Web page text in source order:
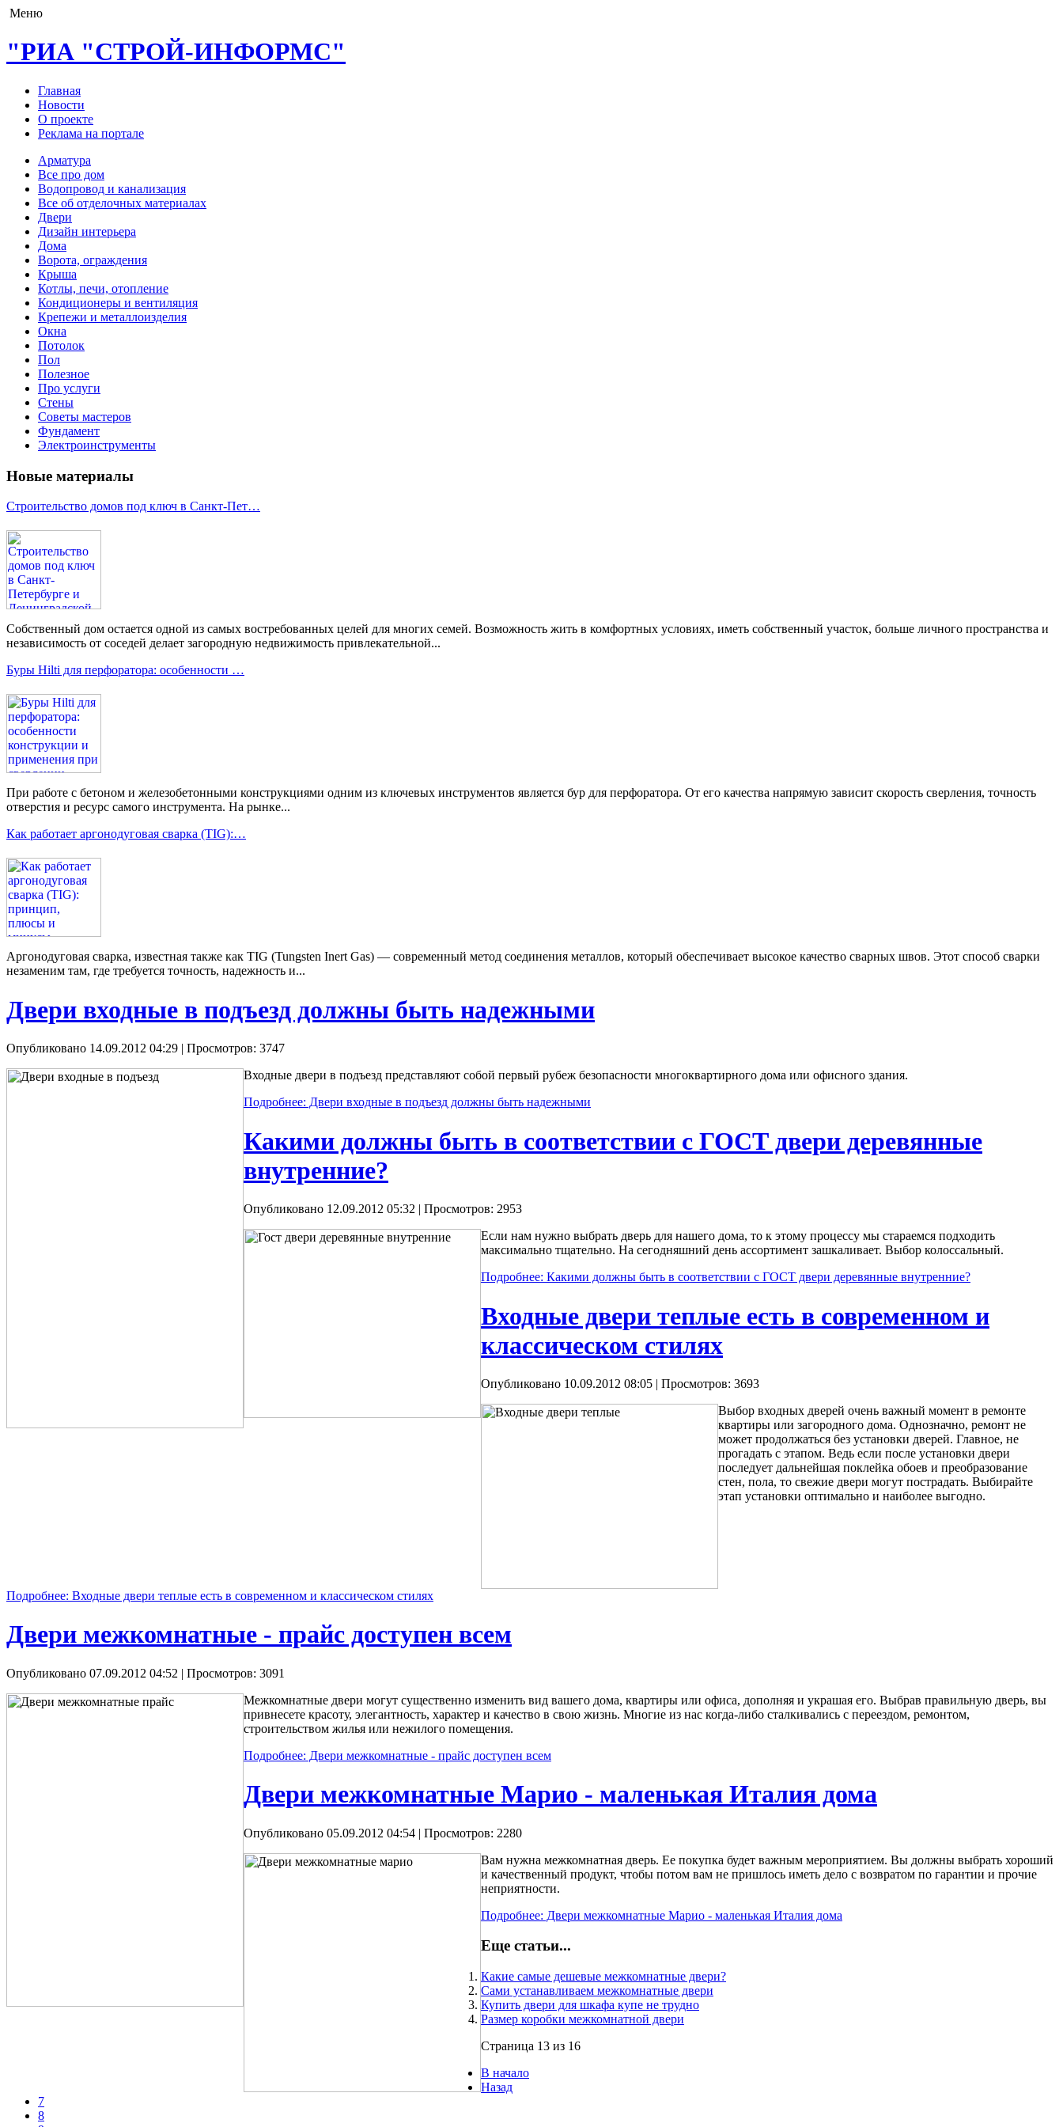
Меню
"РИА "СТРОЙ-ИНФОРМС"
Главная
Новости
О проекте
Реклама на портале
Арматура
Все про дом
Водопровод и канализация
Все об отделочных материалах
Двери
Дизайн интерьера
Дома
Ворота, ограждения
Крыша
Котлы, печи, отопление
Кондиционеры и вентиляция
Крепежи и металлоизделия
Окна
Потолок
Пол
Полезное
Про услуги
Стены
Советы мастеров
Фундамент
Электроинструменты
Новые материалы
Строительство домов под ключ в Санкт-Пет…
Собственный дом остается одной из самых востребованных целей для многих семей. Возможность жить в комфортных условиях, иметь собственный участок, больше личного пространства и
независимость от соседей делает загородную недвижимость привлекательной...
Буры Hilti для перфоратора: особенности …
При работе с бетоном и железобетонными конструкциями одним из ключевых инструментов является бур для перфоратора. От его качества напрямую зависит скорость сверления, точность
отверстия и ресурс самого инструмента. На рынке...
Как работает аргонодуговая сварка (TIG):…
Аргонодуговая сварка, известная также как TIG (Tungsten Inert Gas) — современный метод соединения металлов, который обеспечивает высокое качество сварных швов. Этот способ сварки
незаменим там, где требуется точность, надежность и...
Двери входные в подъезд должны быть надежными
Опубликовано 14.09.2012 04:29 | Просмотров: 3747
Входные двери в подъезд представляют собой первый рубеж безопасности многоквартирного дома или офисного здания.
Подробнее: Двери входные в подъезд должны быть надежными
Какими должны быть в соответствии с ГОСТ двери деревянные
внутренние?
Опубликовано 12.09.2012 05:32 | Просмотров: 2953
Если нам нужно выбрать дверь для нашего дома, то к этому процессу мы стараемся подходить
максимально тщательно. На сегодняшний день ассортимент зашкаливает. Выбор колоссальный.
Подробнее: Какими должны быть в соответствии с ГОСТ двери деревянные внутренние?
Входные двери теплые есть в современном и
классическом стилях
Опубликовано 10.09.2012 08:05 | Просмотров: 3693
Выбор входных дверей очень важный момент в ремонте
квартиры или загородного дома. Однозначно, ремонт не
может продолжаться без установки дверей. Главное, не
прогадать с этапом. Ведь если после установки двери
последует дальнейшая поклейка обоев и преобразование
стен, пола, то свежие двери могут пострадать. Выбирайте
этап установки оптимально и наиболее выгодно.
Подробнее: Входные двери теплые есть в современном и классическом стилях
Двери межкомнатные - прайс доступен всем
Опубликовано 07.09.2012 04:52 | Просмотров: 3091
Межкомнатные двери могут существенно изменить вид вашего дома, квартиры или офиса, дополняя и украшая его. Выбрав правильную дверь, вы
привнесете красоту, элегантность, характер и качество в свою жизнь. Многие из нас когда-либо сталкивались с переездом, ремонтом,
строительством жилья или нежилого помещения.
Подробнее: Двери межкомнатные - прайс доступен всем
Двери межкомнатные Марио - маленькая Италия дома
Опубликовано 05.09.2012 04:54 | Просмотров: 2280
Вам нужна межкомнатная дверь. Ее покупка будет важным мероприятием. Вы должны выбрать хороший
и качественный продукт, чтобы потом вам не пришлось иметь дело с возвратом по гарантии и прочие
неприятности.
Подробнее: Двери межкомнатные Марио - маленькая Италия дома
Еще статьи...
Какие самые дешевые межкомнатные двери?
Сами устанавливаем межкомнатные двери
Купить двери для шкафа купе не трудно
Размер коробки межкомнатной двери
Страница 13 из 16
В начало
Назад
7
8